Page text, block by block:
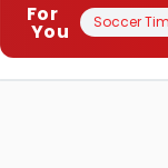
For
You Soccer